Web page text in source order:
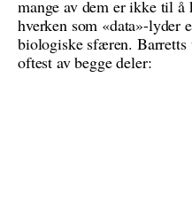
mange av dem er ikke til
hverken som «data»-lyder
biologiske sfæren.
oftest av begge deler: